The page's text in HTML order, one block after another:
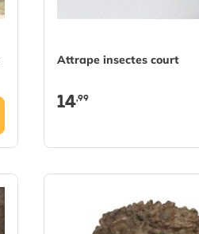
Attrape insectes court
14,99